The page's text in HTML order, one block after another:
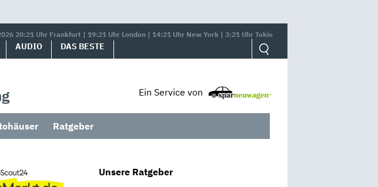
20:21 Uhr Frankfurt | 19:21 Uhr London | 14:21 Uhr New York | 3:21 Uhr Tokio
AUDIO DAS BESTE
Ein Service von
Ratgeber
Unsere Ratgeber